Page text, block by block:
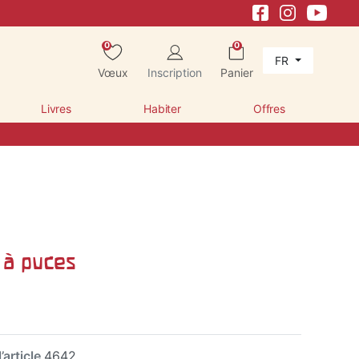
0
Vœux Inscription
0
Panier
FR
Livres Habiter Offres
puces
4642